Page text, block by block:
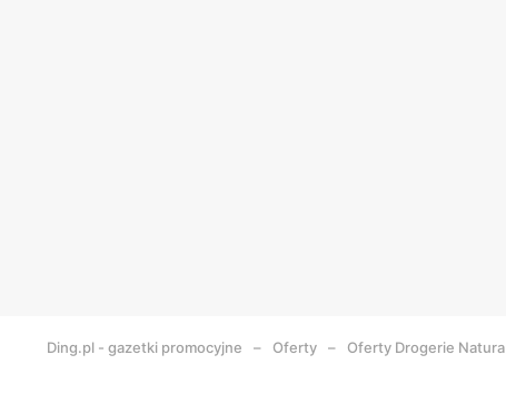
Ding.pl - gazetki promocyjne Oferty Oferty Drogerie Natura